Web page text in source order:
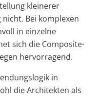
kleinerer
Bei komplexen
in einzelne
sich die Composite-
hervorragend.
in
die Architekten als